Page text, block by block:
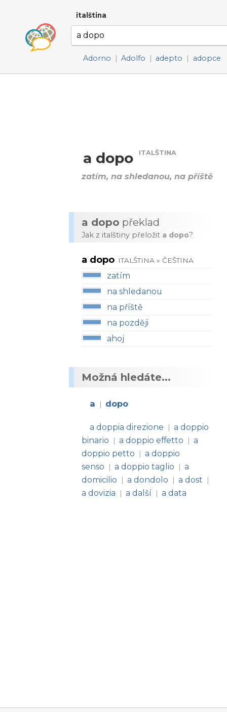
italština
Adorno | Adolfo | adepto | adopce
a dopo ITALŠTINA
zatím, na shledanou, na příště
a dopo překlad
Jak z italštiny přeložit a dopo?
a dopo ITALŠTINA » ČEŠTINA
zatím
na shledanou
na příště
na později
ahoj
Možná hledáte...
a | dopo
a doppia direzione | a doppio
binario
| a doppio effetto | a
doppio petto
| a doppio
senso
| a doppio taglio | a
domicilio
| a dondolo | a dost |
a dovizia | a další | a data